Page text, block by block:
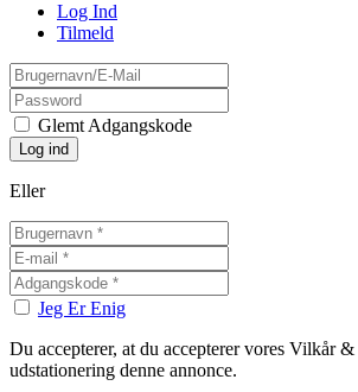
Log Ind
Tilmeld
Glemt Adgangskode
Eller
Jeg Er Enig
Du accepterer, at du accepterer vores Vilkår
udstationering denne annonce.